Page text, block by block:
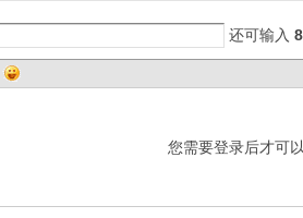
还可输入
您需要登录后才可